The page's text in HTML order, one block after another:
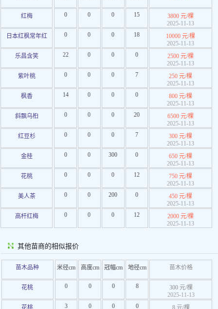
红梅 0 0 0 15
3800 元/棵
2025-11-13
日本红枫常年红
0 0 0 18
10000 元/棵
2025-11-13
乐昌含笑
22 0 0 0
2500 元/棵
2025-11-13
紫叶桃
0 0 0 7
250 元/棵
2025-11-13
枫香
14 0 0 0
800 元/棵
2025-11-13
斜飘乌桕
0 0 0 20
6500 元/棵
2025-11-13
红豆杉
0 0 0 7
300 元/棵
2025-11-13
金桂
0 0 300 0
650 元/棵
2025-11-13
花桃
0 0 0 12
750 元/棵
2025-11-13
美人茶
0 0 200 0
450 元/棵
2025-11-13
高杆红梅
0 0 0 12
2000 元/棵
2025-11-13
其他苗商的相似报价
苗木品种 米径cm 高度cm 冠幅cm 地径cm 苗木价格
花桃 0 0 0 8
300 元/棵
2025-11-13
花桃
3 0 0 0 8 元/棵